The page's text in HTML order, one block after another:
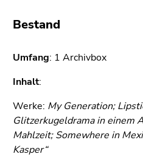
(Zugriffstaste
Bestand
Umfang: 1 Archivbox
Inhalt:
Werke: My Generation;
Glitzerkugeldrama in einem
Mahlzeit; Somewhere in
Kasper“